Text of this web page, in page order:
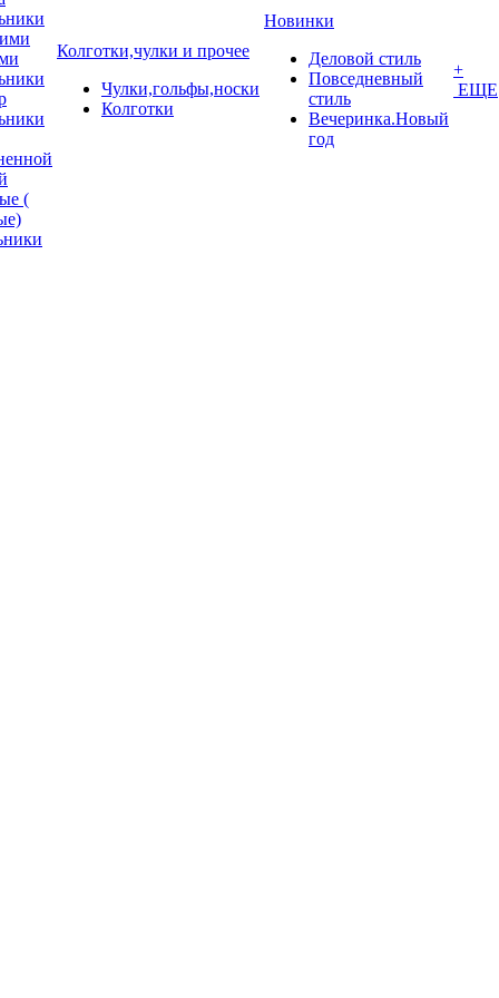
(
Колготки,чулки и прочее
Чулки,гольфы,носки
Колготки
Новинки
Деловой стиль
Повседневный
стиль
Вечеринка.Новый
год
+
ЕЩЕ